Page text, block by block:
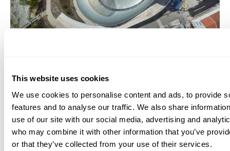
This website uses cookies
We use cookies to personalise content and ads, to provide
features and to analyse our traffic. We also share
use of our site with our social media, advertising and
who may combine it with other information that you’ve
or that they’ve collected from your use of their services.
Mehr ansehen